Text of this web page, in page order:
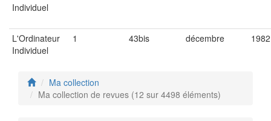
Individuel
L'Ordinateur
Individuel
1 43bis décembre 1982
Ma collection
Ma collection de revues (12 sur 4498 éléments)